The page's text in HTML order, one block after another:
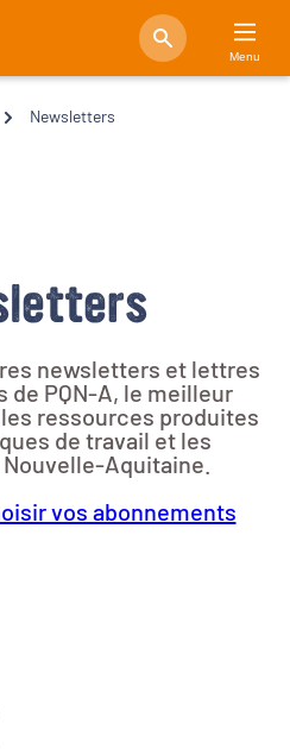
Menu
Newsletters
newsletters et lettres
de PQN-A, le meilleur
ressources produites
de travail et les
Aquitaine.
vos abonnements